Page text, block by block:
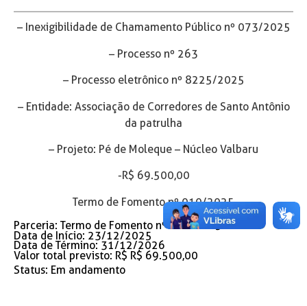
– Inexigibilidade de Chamamento Público nº 073/2025
– Processo nº 263
– Processo eletrônico nº 8225/2025
– Entidade: Associação de Corredores de Santo Antônio
da patrulha
– Projeto: Pé de Moleque – Núcleo Valbaru
-R$ 69.500,00
Termo de Fomento nº 010/2025
Parceria: Termo de Fomento nº 010/2025
Data de Início: 23/12/2025
Data de Término: 31/12/2026
Valor total previsto: R$ R$ 69.500,00
Status: Em andamento